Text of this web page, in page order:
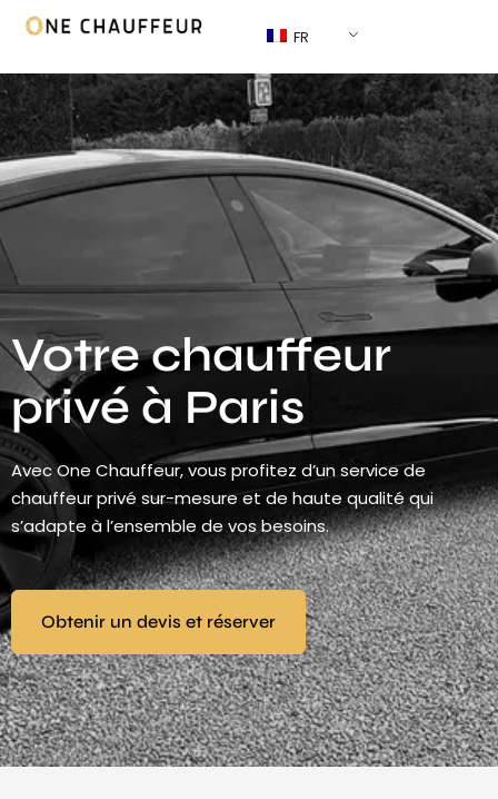
FR
Votre chauffeur
privé à Paris
Avec One Chauffeur, vous profitez d’un service de
chauffeur privé sur-mesure et de haute qualité qui
s’adapte à l’ensemble de vos besoins.
Obtenir un devis et réserver